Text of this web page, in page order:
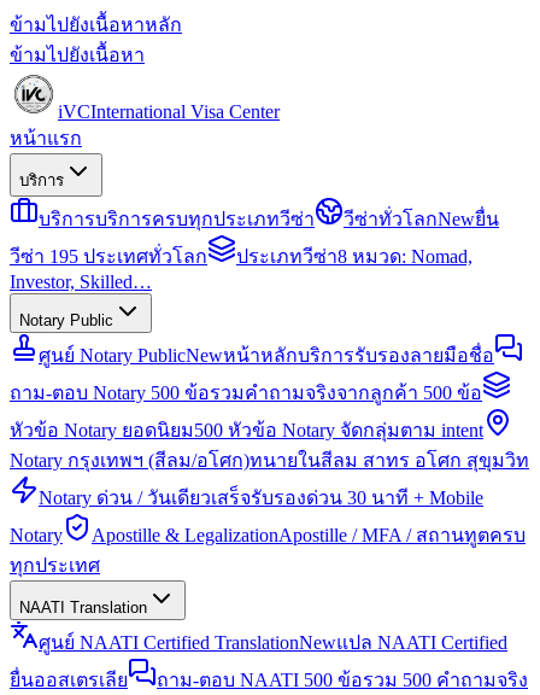
ข้ามไปยังเนื้อหาหลัก
ข้ามไปยังเนื้อหา
iVCInternational Visa Center
หน้าแรก
บริการ
บริการบริการครบทุกประเภทวีซ่า วีซ่าทั่วโลกNewยื่น
วีซ่า 195 ประเทศทั่วโลก
ประเภทวีซ่า8 หมวด: Nomad,
Investor, Skilled…
Notary Public
ศูนย์ Notary PublicNewหน้าหลักบริการรับรองลายมือชื่อ
ถาม-ตอบ Notary 500 ข้อรวมคำถามจริงจากลูกค้า 500 ข้อ
หัวข้อ Notary ยอดนิยม500 หัวข้อ Notary จัดกลุ่มตาม intent
Notary กรุงเทพฯ (สีลม/อโศก)ทนายในสีลม สาทร อโศก สุขุมวิท
Notary ด่วน / วันเดียวเสร็จรับรองด่วน 30 นาที + Mobile
Notary
Apostille & LegalizationApostille / MFA / สถานทูตครบ
ทุกประเทศ
NAATI Translation
ศูนย์ NAATI Certified TranslationNewแปล NAATI Certified
ยื่นออสเตรเลีย
ถาม-ตอบ NAATI 500 ข้อรวม 500 คำถามจริง